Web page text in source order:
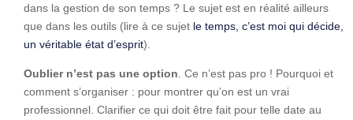
dans la gestion de son temps ? Le sujet est en réalité ailleurs
que dans les outils (lire à ce sujet le temps, c’est moi qui décide,
un véritable état d’esprit).
Oublier n’est pas une option . Ce n’est pas pro ! Pourquoi et
comment s’organiser : pour montrer qu’on est un vrai
professionnel. Clarifier ce qui doit être fait pour telle date au